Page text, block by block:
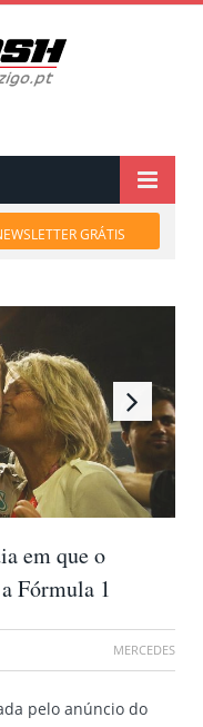
GRÁTIS
em que o
Fórmula 1
MERCEDES
pelo anúncio do